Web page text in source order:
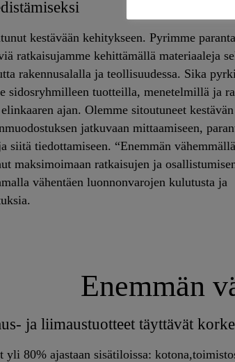
kestävään kehitykseen. Pyrimme
ratkaisujamme kehittämällä materiaaleja
rakennusalalla ja teollisuudessa. Sika
sidosryhmilleen tuotteilla, menetelmillä ja
ajan. Olemme sitoutuneet
jatkuvaan mittaamiseen,
siitä tiedottamiseen. “Enemmän
maksimoimaan ratkaisujen ja
vähentäen luonnonvarojen kulutusta ja
Enemmän
ja liimaustuotteet täyttävät
yli 80% ajastaan sisätiloissa: